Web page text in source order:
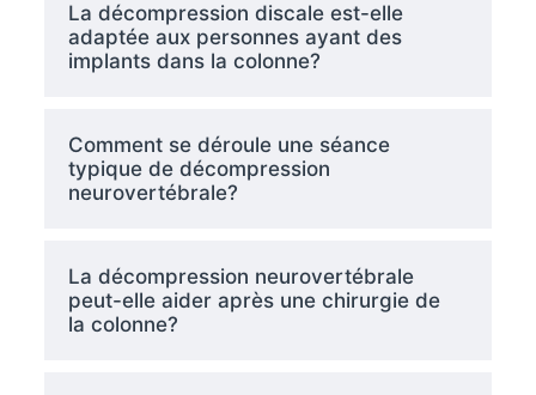
La décompression discale est-elle
adaptée aux personnes ayant des
implants dans la colonne?
Comment se déroule une séance
typique de décompression
neurovertébrale?
La décompression neurovertébrale
peut-elle aider après une chirurgie de
la colonne?